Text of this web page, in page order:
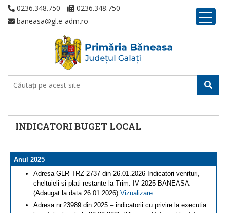
0236.348.750
0236.348.750
baneasa@gl.e-adm.ro
INDICATORI BUGET LOCAL
Anul 2025
Adresa GLR TRZ 2737 din 26.01.2026 Indicatori venituri,
cheltuieli si plati restante la Trim. IV 2025 BANEASA
(Adaugat la data 26.01.2026) Vizualizare
Adresa nr.23989 din 2025 – indicatorii cu privire la executia